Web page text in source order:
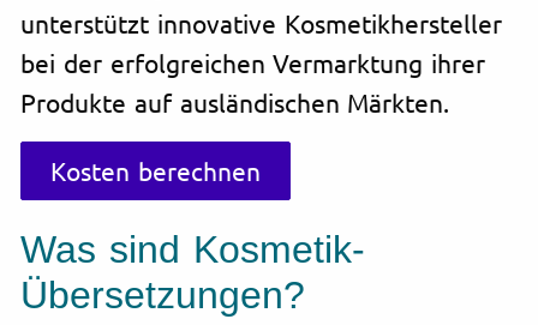
unterstützt innovative Kosmetikhersteller
bei der erfolgreichen Vermarktung ihrer
Produkte auf ausländischen Märkten.
Kosten berechnen
Was sind Kosmetik-
Übersetzungen?